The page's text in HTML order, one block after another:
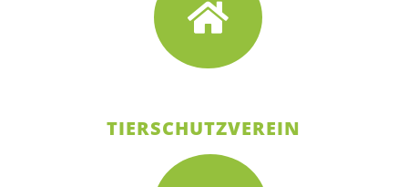
TIERSCHUTZVEREIN